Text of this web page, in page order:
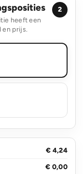
heeft een
en prijs.
2
€ 4,24
€ 0,00